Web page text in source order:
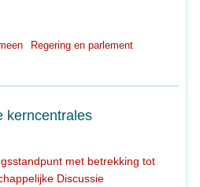
Regering en parlement
kerncentrales
met betrekking tot
Discussie